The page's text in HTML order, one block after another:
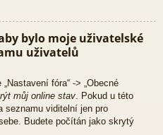
bylo moje uživatelské
uživatelů
fóra“ -> „Obecné
můj online stav. Pokud u této
seznamu viditelní jen pro
Budete počítán jako skrytý